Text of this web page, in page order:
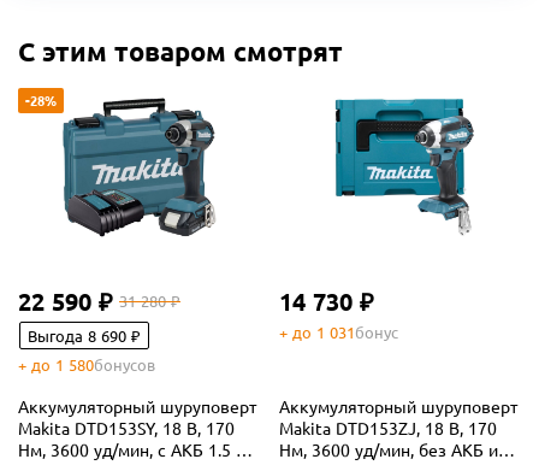
С этим товаром смотрят
-28%
22 590 ₽ 31 280 ₽
Выгода 8 690 ₽
+ до 1 580бонусов
Аккумуляторный шуруповерт
Makita DTD153SY, 18 В, 170
Нм, 3600 уд/мин, с АКБ 1.5 Ач
14 730 ₽
+ до 1 031бонус
Аккумуляторный шуруповерт
Makita DTD153ZJ, 18 В, 170
Нм, 3600 уд/мин, без АКБ и